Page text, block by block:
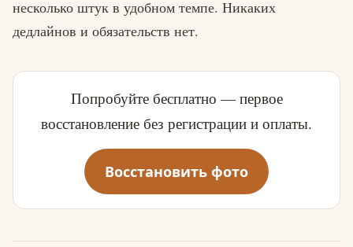
несколько штук в удобном темпе. Никаких
дедлайнов и обязательств нет.
Попробуйте бесплатно — первое
восстановление без регистрации и оплаты.
Восстановить фото